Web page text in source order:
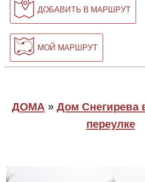
ДОБАВИТЬ В МАРШРУТ
МОЙ МАРШРУТ
ДОМА » Дом Снегирева
переулке